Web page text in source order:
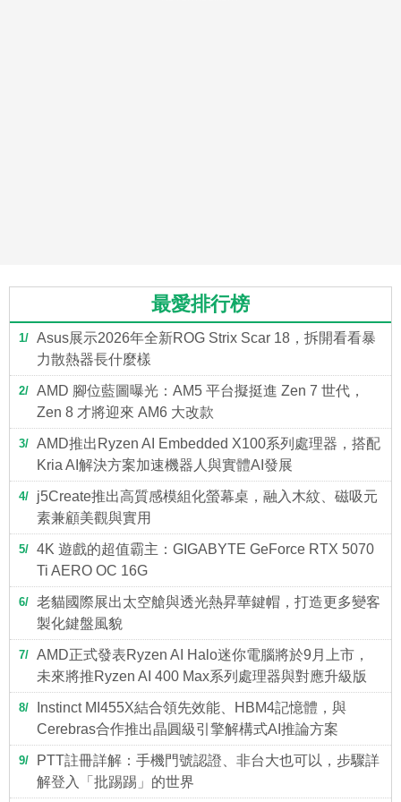
最愛排行榜
1
Asus展示2026年全新ROG Strix Scar 18，拆開看看暴
力散熱器長什麼樣
2
AMD 腳位藍圖曝光：AM5 平台擬挺進 Zen 7 世代，
Zen 8 才將迎來 AM6 大改款
3
AMD推出Ryzen AI Embedded X100系列處理器，搭配
Kria AI解決方案加速機器人與實體AI發展
4
j5Create推出高質感模組化螢幕桌，融入木紋、磁吸元
素兼顧美觀與實用
5
4K 遊戲的超值霸主：GIGABYTE GeForce RTX 5070
Ti AERO OC 16G
6
老貓國際展出太空艙與透光熱昇華鍵帽，打造更多變客
製化鍵盤風貌
7
AMD正式發表Ryzen AI Halo迷你電腦將於9月上市，
未來將推Ryzen AI 400 Max系列處理器與對應升級版
8
Instinct MI455X結合領先效能、HBM4記憶體，與
Cerebras合作推出晶圓級引擎解構式AI推論方案
9
PTT註冊詳解：手機門號認證、非台大也可以，步驟詳
解登入「批踢踢」的世界